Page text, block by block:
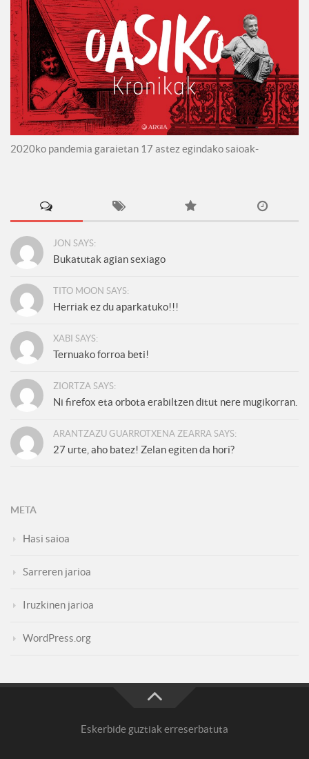
2020ko pandemia garaietan 17 astez egindako saioak-
JON SAYS:
Bukatutak agian sexiago
TITO MOON SAYS:
Herriak ez du aparkatuko!!!
XABI SAYS:
Ternuako forroa beti!
ZIORTZA SAYS:
Ni firefox eta orbota erabiltzen ditut nere mugikorran.
ARANTZAZU GUARROTXENA ZEARRA SAYS:
27 urte, aho batez! Zelan egiten da hori?
META
Hasi saioa
Sarreren jarioa
Iruzkinen jarioa
WordPress.org
Eskerbide guztiak erreserbatuta